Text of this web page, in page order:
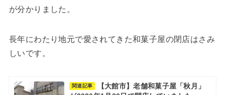
が分かりました。
長年にわたり地元で愛されてきた和菓子屋の閉店はさみ
しいです。
関連記事
【大館市】老舗和菓子屋「秋月」